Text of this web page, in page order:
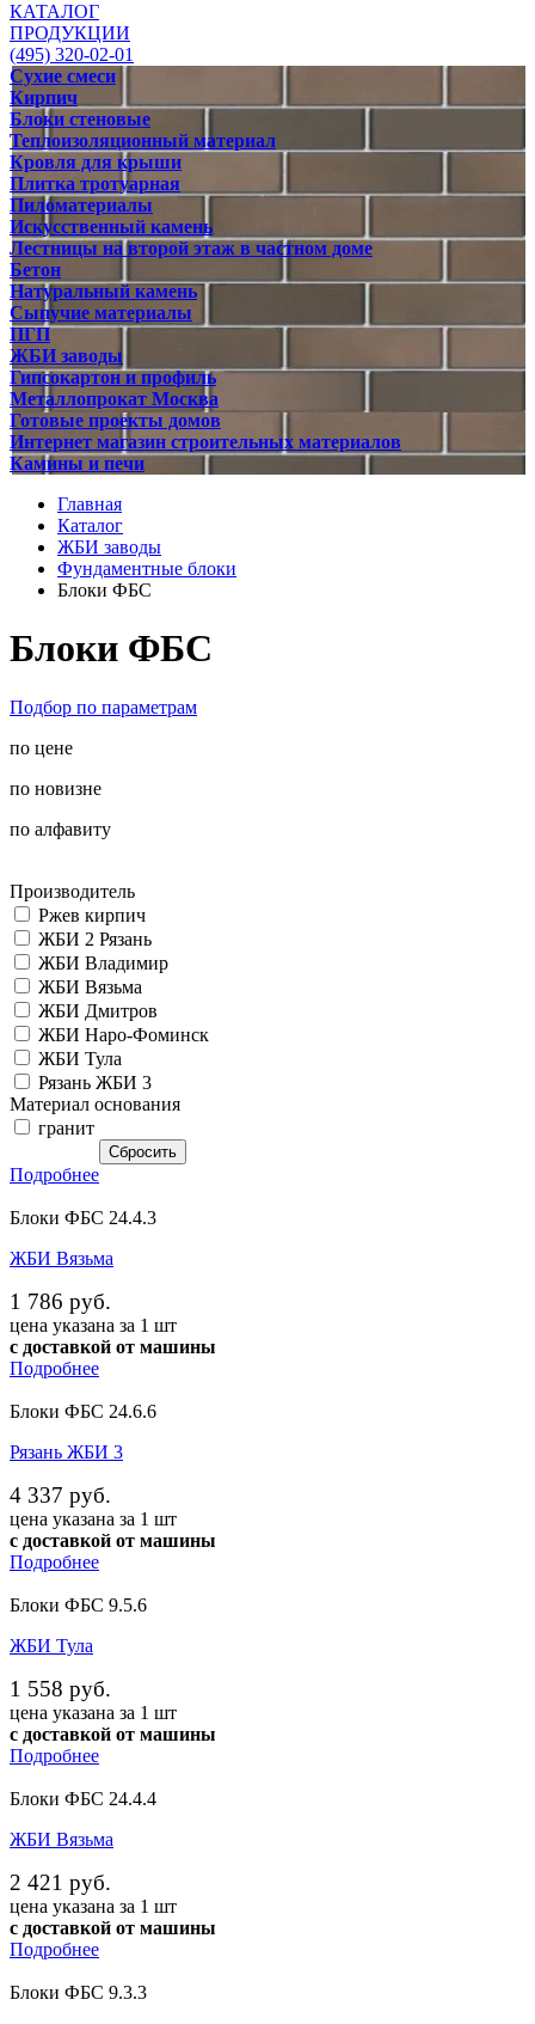
КАТАЛОГ
ПРОДУКЦИИ
(495) 320-02-01
Сухие смеси
Кирпич
Блоки стеновые
Теплоизоляционный материал
Кровля для крыши
Плитка тротуарная
Пиломатериалы
Искусственный камень
Лестницы на второй этаж в частном доме
Бетон
Натуральный камень
Сыпучие материалы
ПГП
ЖБИ заводы
Гипсокартон и профиль
Металлопрокат Москва
Готовые проекты домов
Интернет магазин строительных материалов
Камины и печи
Главная
Каталог
ЖБИ заводы
Фундаментные блоки
Блоки ФБС
Блоки ФБС
Подбор по параметрам
по цене
по новизне
по алфавиту
Производитель
Ржев кирпич
ЖБИ 2 Рязань
ЖБИ Владимир
ЖБИ Вязьма
ЖБИ Дмитров
ЖБИ Наро-Фоминск
ЖБИ Тула
Рязань ЖБИ 3
Материал основания
гранит
Подробнее
Блоки ФБС 24.4.3
ЖБИ Вязьма
1 786 руб.
цена указана за 1 шт
с доставкой от машины
Подробнее
Блоки ФБС 24.6.6
Рязань ЖБИ 3
4 337 руб.
цена указана за 1 шт
с доставкой от машины
Подробнее
Блоки ФБС 9.5.6
ЖБИ Тула
1 558 руб.
цена указана за 1 шт
с доставкой от машины
Подробнее
Блоки ФБС 24.4.4
ЖБИ Вязьма
2 421 руб.
цена указана за 1 шт
с доставкой от машины
Подробнее
Блоки ФБС 9.3.3